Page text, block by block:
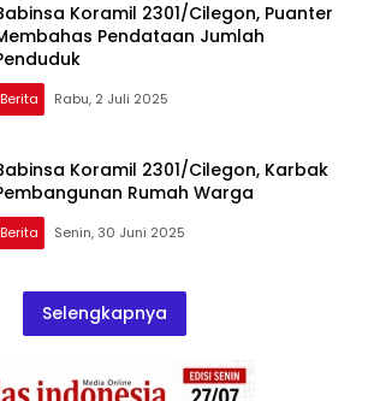
Koramil 2301/Cilegon, Puanter
Pendataan Jumlah
Berita Rabu, 2 Juli 2025
Koramil 2301/Cilegon, Karbak
Rumah Warga
Berita Senin, 30 Juni 2025
Selengkapnya